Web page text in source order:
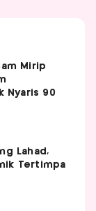
Mirip
Nyaris 90
Lahad,
Tertimpa